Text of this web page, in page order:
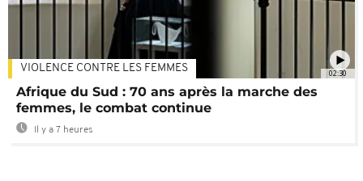
02:30
VIOLENCE CONTRE LES FEMMES
Afrique du Sud : 70 ans après la marche des
femmes, le combat continue
Il y a 7 heures